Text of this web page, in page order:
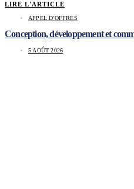
LIRE L'ARTICLE
APPEL D'OFFRES
Conception, développement et
5 AOÛT 2026